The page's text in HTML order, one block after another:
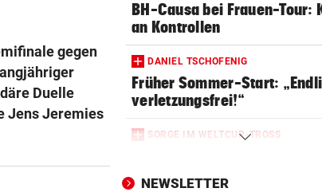
gegen
Duelle
Jens Jeremies
BH-Causa bei Frauen-Tour:
an Kontrollen
DANIEL TSCHOFENIG
Früher Sommer-Start:
verletzungsfrei!“
SORGE IM WELTCUP-TROSS
bald aufhören!“
NEWSLETTER